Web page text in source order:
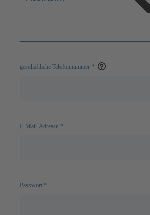
geschäftliche Telefonnummer *
E-Mail-Adresse *
Passwort *